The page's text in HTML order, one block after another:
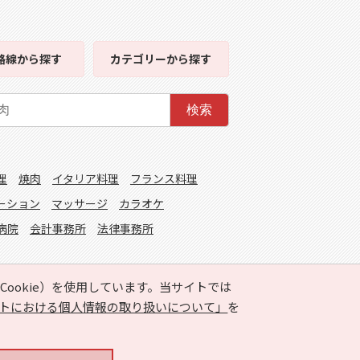
）を使用しています。当サイトでは
における個人情報の取り扱いについて」 を
線から探す カテゴリーから探す
検索
焼肉 イタリア料理
フランス料理
ション マッサージ
カラオケ
院 会計事務所 法律事務所